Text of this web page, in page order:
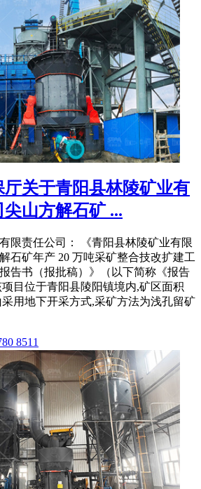
关于青阳县林陵矿业有
尖山方解石矿 ...
限责任公司： 《青阳县林陵矿业有限
石矿年产 20 万吨采矿整合技改扩建工
告书（报批稿）》（以下简称《报告
目位于青阳县陵阳镇境内,矿区面积
用地下开采方式,采矿方法为浅孔留矿
8511